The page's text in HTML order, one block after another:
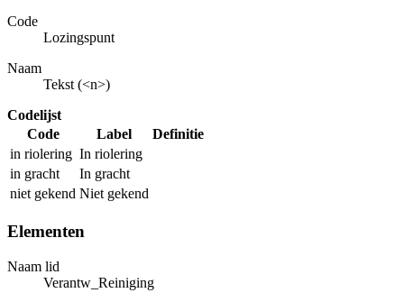
Code
Lozingspunt
Naam
Tekst (<n>)
Codelijst
Code
Label
Definitie
in riolering In riolering
in gracht
In gracht
niet gekend Niet gekend
Elementen
Naam lid
Verantw_Reiniging